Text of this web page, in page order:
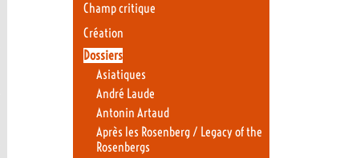
Champ critique
Création
Dossiers
Asiatiques
André Laude
Antonin Artaud
Après les Rosenberg / Legacy of the
Rosenbergs